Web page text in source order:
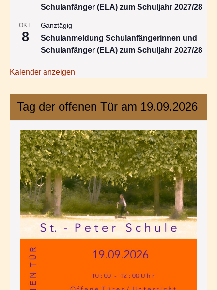
Schulanfänger (ELA) zum Schuljahr 2027/28
OKT.
8
Ganztägig
Schulanmeldung Schulanfängerinnen und
Schulanfänger (ELA) zum Schuljahr 2027/28
Kalender anzeigen
Tag der offenen Tür am 19.09.2026